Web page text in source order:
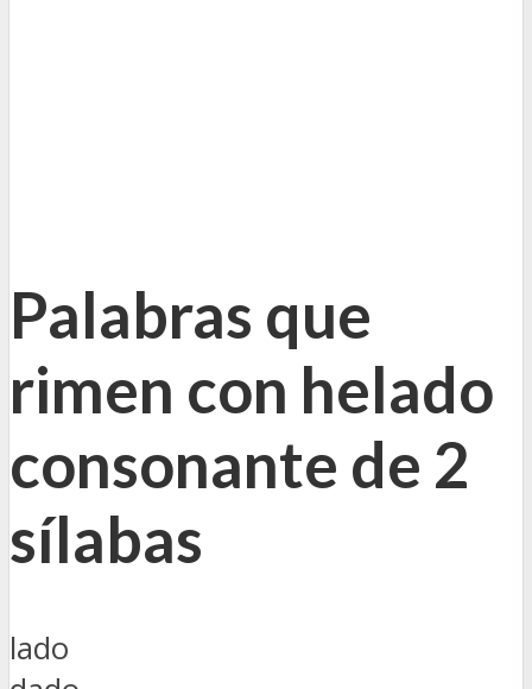
Palabras que
rimen con helado
consonante de 2
sílabas
lado